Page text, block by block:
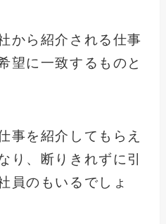
から紹介される仕事
望に一致するものと
事を紹介してもらえ
り、断りきれずに引
員のもいるでしょ